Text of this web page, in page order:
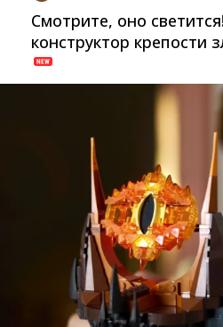
Смотрите, оно
конструктор крепости